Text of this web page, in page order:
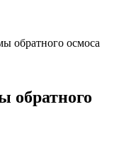
обратного осмоса
обратного